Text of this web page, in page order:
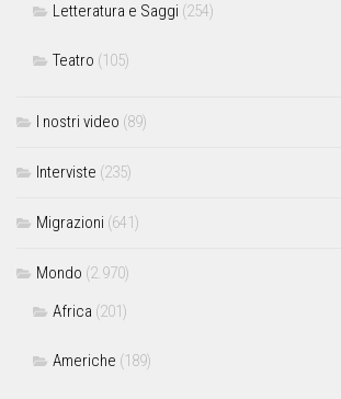
Letteratura e Saggi (254)
Teatro (105)
I nostri video (89)
Interviste (235)
Migrazioni (641)
Mondo (2.970)
Africa (201)
Americhe (189)